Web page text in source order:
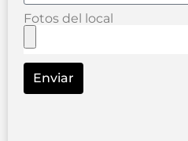
Fotos del local
Enviar